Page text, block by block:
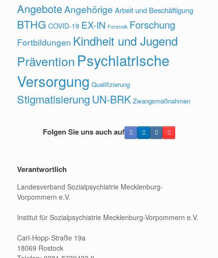
AngeboteAngehörige Arbeit und Beschäftigung
BTHG COVID-19 EX-IN Forensik Forschung
Fortbildungen Kindheit und Jugend
PräventionPsychiatrische
Versorgung Qualifizierung
Stigmatisierung UN-BRK Zwangsmaßnahmen
Folgen Sie uns auch auf
Verantwortlich
Landesverband Sozialpsychiatrie Mecklenburg-
Vorpommern e.V.
Institut für Sozialpsychiatrie Mecklenburg-Vorpommern e.V.
Carl-Hopp-Straße 19a
18069 Rostock